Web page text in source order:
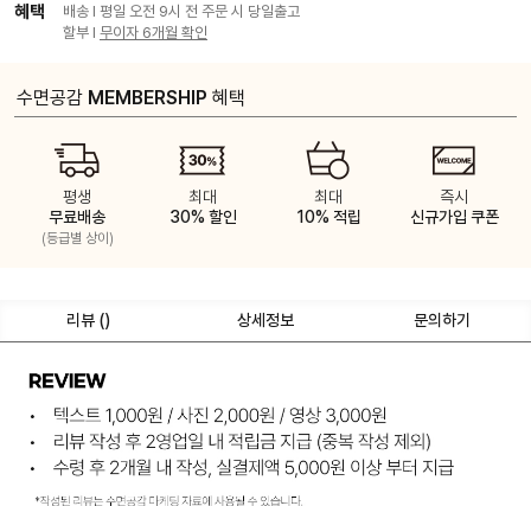
혜택
배송 I 평일 오전 9시 전 주문 시 당일출고
할부 I 무이자 6개월 확인
수면공감 MEMBERSHIP 혜택
평생
무료배송
(등급별 상이)
최대
30% 할인
최대
10% 적립
즉시
신규가입 쿠폰
리뷰 () 상세정보 문의하기